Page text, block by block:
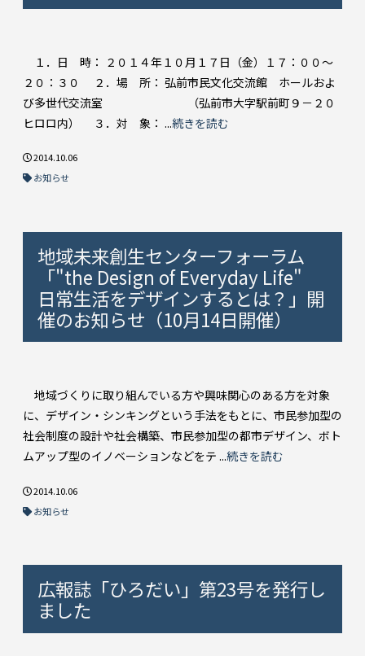
１．日 時： ２０１４年１０月１７日（金）１７：００～
２０：３０ ２．場 所： 弘前市民文化交流館 ホールおよ
び多世代交流室 （弘前市大字駅前町９－２０
ヒロロ内） ３．対 象： ...続きを読む
2014.10.06
お知らせ
地域未来創生センターフォーラム
「"the Design of Everyday Life"
日常生活をデザインするとは？」開
催のお知らせ（10月14日開催）
地域づくりに取り組んでいる方や興味関心のある方を対象
に、デザイン・シンキングという手法をもとに、市民参加型の
社会制度の設計や社会構築、市民参加型の都市デザイン、ボト
ムアップ型のイノベーションなどをテ ...続きを読む
2014.10.06
お知らせ
広報誌「ひろだい」第23号を発行し
ました